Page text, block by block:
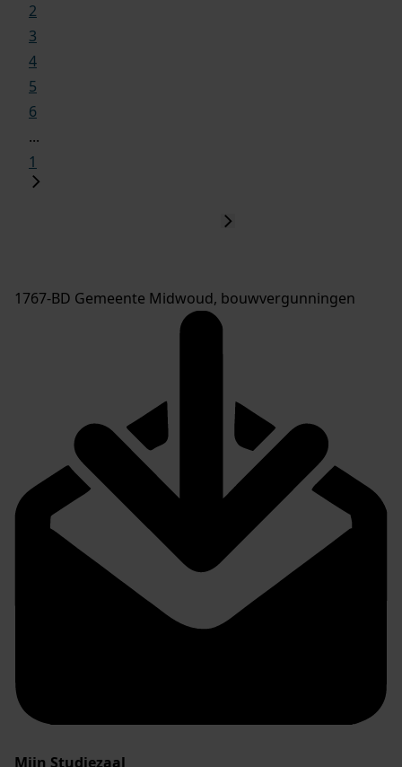
2
3
4
5
6
...
1
1767-BD Gemeente Midwoud, bouwvergunningen
Mijn Studiezaal